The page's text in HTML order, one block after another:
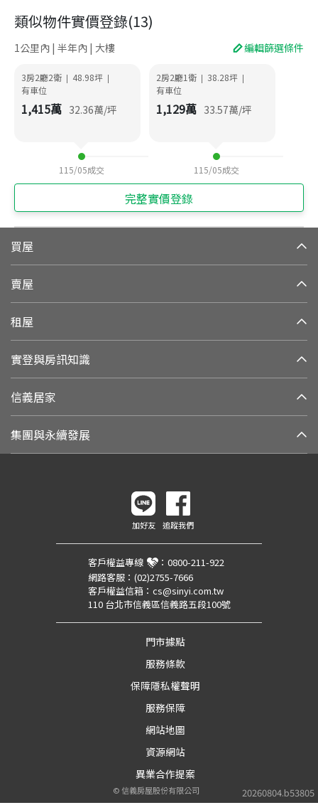
類似物件實價登錄(13)
1公里內 | 半年內 | 大樓 編輯篩選條件
3房2廳2衛 | 48.98坪 |
有車位
1,415萬 32.36萬/坪
115/05成交
2房2廳1衛 | 38.28坪 |
有車位
1,129萬 33.57萬/坪
115/05成交
完整實價登錄
買屋
賣屋
租屋
實登與房訊知識
信義居家
集團與永續發展
20260804.b53805
加好友 追蹤我們
客戶權益專線 ： 0800-211-922
網路客服： (02)2755-7666
客戶權益信箱： cs@sinyi.com.tw
110 台北市信義區信義路五段100號
門市據點
服務條款
保障隱私權聲明
服務保障
網站地圖
資源網站
異業合作提案
©信義房屋股份有限公司